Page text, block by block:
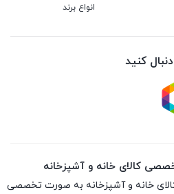
انواع برند
کنید
کالای خانه و آشپزخانه
خانه و آشپزخانه به صورت تخصصی